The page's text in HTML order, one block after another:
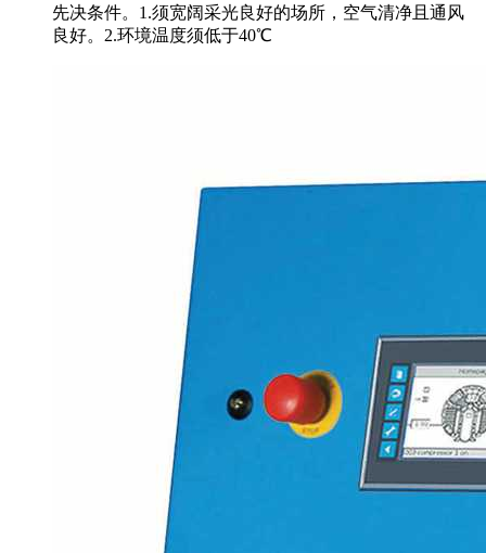
先决条件。1.须宽阔采光良好的场所，空气清净且通风
良好。2.环境温度须低于40℃